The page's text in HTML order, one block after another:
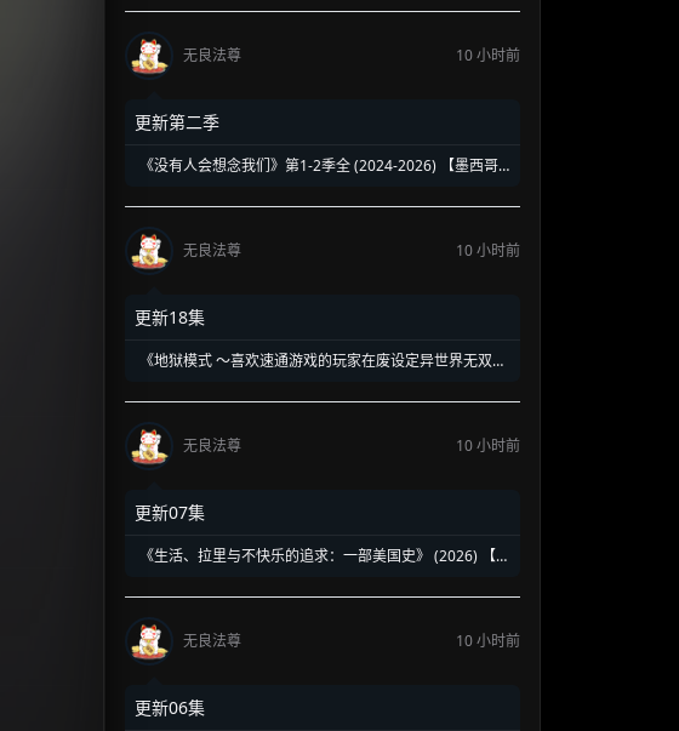
无良法尊 10 小时前
更新第二季
《没有人会想念我们》第1-2季全 (2024-2026) 【墨西哥/
下校园经营法则
无良法尊
10 小时前
更新18集
《地狱模式 ～喜欢速通游戏的玩家在废设定异世界无双
核废人玩家的受死流异世界无双 | 骨灰级高玩必看的硬核
转生神作
无良法尊
10 小时前
更新07集
《生活、拉里与不快乐的追求：一部美国史》 (2026) 【美
制热情》荒诞来袭
无良法尊
10 小时前
更新06集